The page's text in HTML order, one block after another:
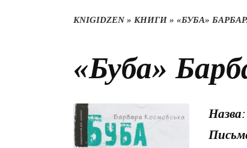
KNIGIDZEN» КНИГИ » «БУБА»
«Буба»
Назва